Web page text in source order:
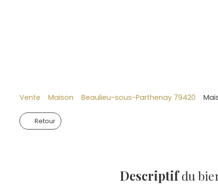
Vente Maison Beaulieu-sous-Parthenay 79420
Retour
Descriptifdu